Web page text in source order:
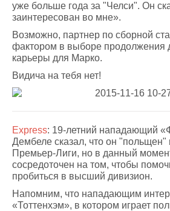
уже больше года за "Челси". Он
заинтересован во мне».
Возможно, партнер по сборной
фактором в выборе продолжения
карьеры для Марко.
Видича на тебя нет!
Express: 19-летний нападающий
Дембеле сказал, что он "польщен"
Премьер-Лиги, но в данный
сосредоточен на том, чтобы
пробиться в высший дивизион.
Напомним, что нападающим
«Тоттенхэм», в котором играет